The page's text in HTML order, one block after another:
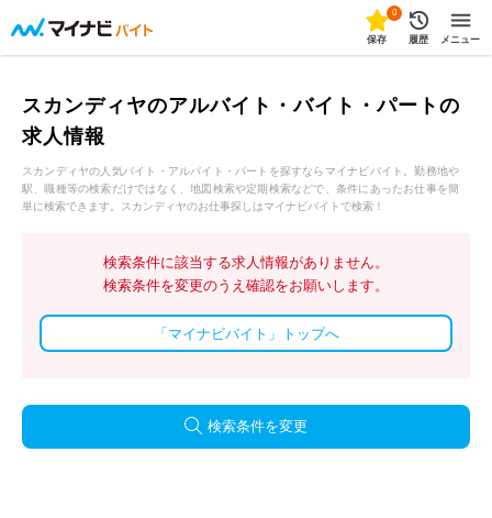
0
保存 履歴 メニュー
スカンディヤのアルバイト・バイト・パートの
求人情報
スカンディヤの人気バイト・アルバイト・パートを探すならマイナビバイト。勤務地や
駅、職種等の検索だけではなく、地図検索や定期検索などで、条件にあったお仕事を簡
単に検索できます。スカンディヤのお仕事探しはマイナビバイトで検索！
検索条件に該当する求人情報がありません。
検索条件を変更のうえ確認をお願いします。
「マイナビバイト」トップへ
検索条件を変更